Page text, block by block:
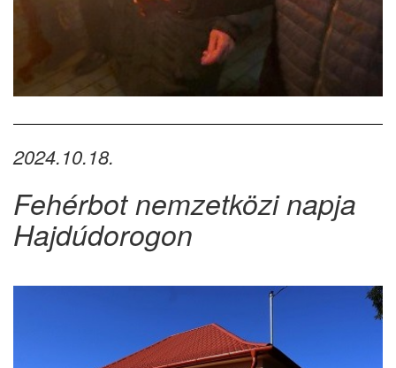
2024.10.18.
Fehérbot nemzetközi napja
Hajdúdorogon